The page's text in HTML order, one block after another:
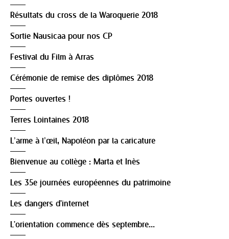
Résultats du cross de la Waroquerie 2018
Sortie Nausicaa pour nos CP
Festival du Film à Arras
Cérémonie de remise des diplômes 2018
Portes ouvertes !
Terres Lointaines 2018
L’arme à l’œil, Napoléon par la caricature
Bienvenue au collège : Marta et Inès
Les 35e journées européennes du patrimoine
Les dangers d'internet
L'orientation commence dès septembre...